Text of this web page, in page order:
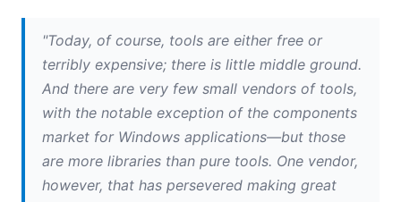
"Today, of course, tools are either free or
terribly expensive; there is little middle ground.
And there are very few small vendors of tools,
with the notable exception of the components
market for Windows applications—but those
are more libraries than pure tools. One vendor,
however, that has persevered making great